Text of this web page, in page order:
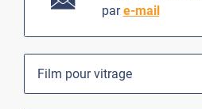
pare-mail
Film pour vitrage